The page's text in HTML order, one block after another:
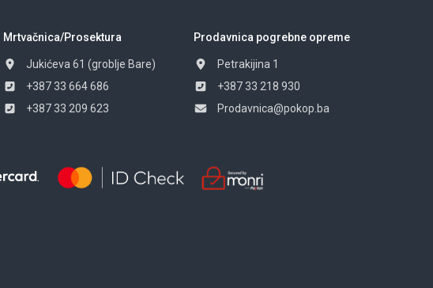
Mrtvačnica/Prosektura
Jukićeva 61 (groblje Bare)
+387 33 664 686
+387 33 209 623
Prodavnica pogrebne opreme
Petrakijina 1
+387 33 218 930
Prodavnica@pokop.ba